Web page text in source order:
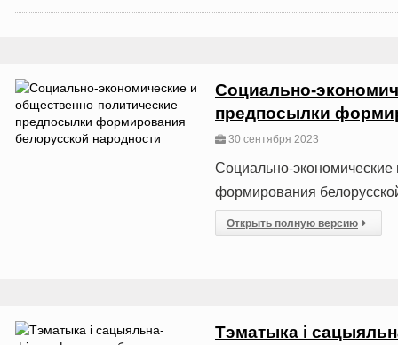
Социально-
предпосылки
30 сентября 2023
Социально-
формирования
Открыть полную версию
Тэматыка і